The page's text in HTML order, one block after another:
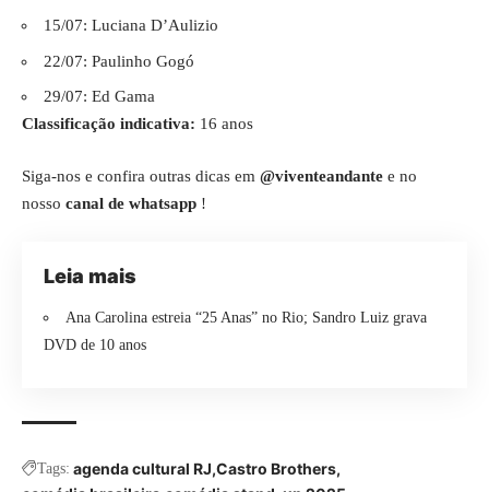
15/07: Luciana D’Aulizio
22/07: Paulinho Gogó
29/07: Ed Gama
Classificação indicativa: 16 anos
Siga-nos e confira outras dicas em @viventeandante e no
nosso canal de whatsapp !
Leia mais
Ana Carolina estreia “25 Anas” no Rio; Sandro Luiz grava
DVD de 10 anos
Tags: agenda cultural RJ Castro Brothers